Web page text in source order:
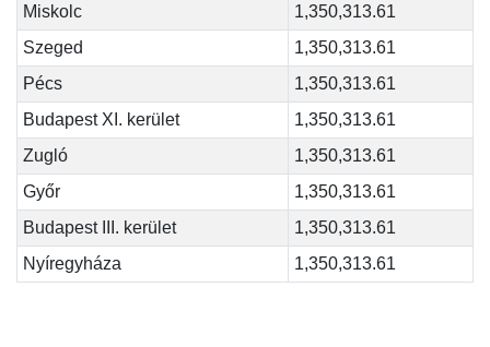
Miskolc
1,350,313.61
Szeged
1,350,313.61
Pécs
1,350,313.61
Budapest XI. kerület
1,350,313.61
Zugló
1,350,313.61
Győr
1,350,313.61
Budapest III. kerület
1,350,313.61
Nyíregyháza
1,350,313.61